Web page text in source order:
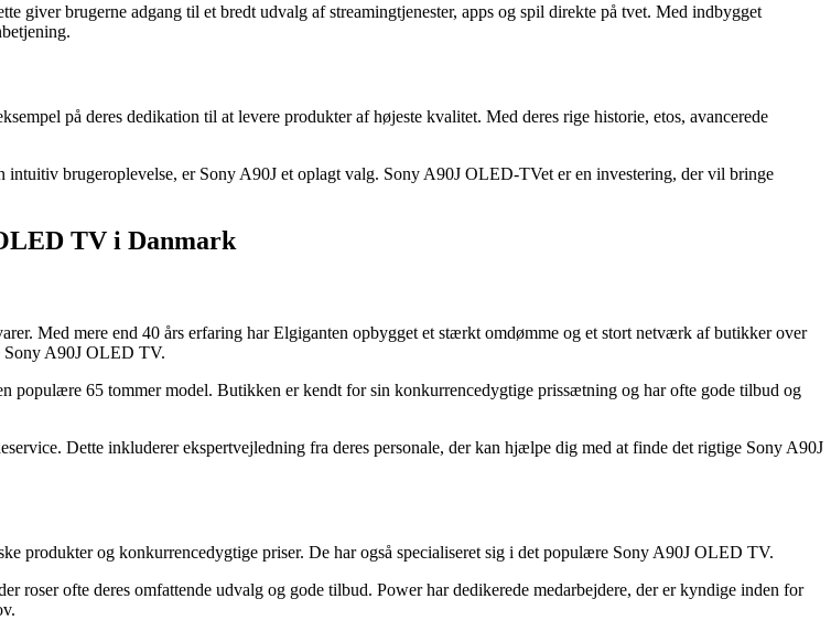
brugerne adgang til et bredt udvalg af streamingtjenester, apps og spil direkte på tvet. Med indbygget
på deres dedikation til at levere produkter af højeste kvalitet. Med deres rige historie, etos, avancerede
brugeroplevelse, er Sony A90J et oplagt valg. Sony A90J OLED-TVet er en investering, der vil bringe
TV i Danmark
Med mere end 40 års erfaring har Elgiganten opbygget et stærkt omdømme og et stort netværk af butikker over
Sony A90J OLED TV.
65 tommer model. Butikken er kendt for sin konkurrencedygtige prissætning og har ofte gode tilbud og
Dette inkluderer ekspertvejledning fra deres personale, der kan hjælpe dig med at finde det rigtige Sony A90J
produkter og konkurrencedygtige priser. De har også specialiseret sig i det populære Sony A90J OLED TV.
ofte deres omfattende udvalg og gode tilbud. Power har dedikerede medarbejdere, der er kyndige inden for